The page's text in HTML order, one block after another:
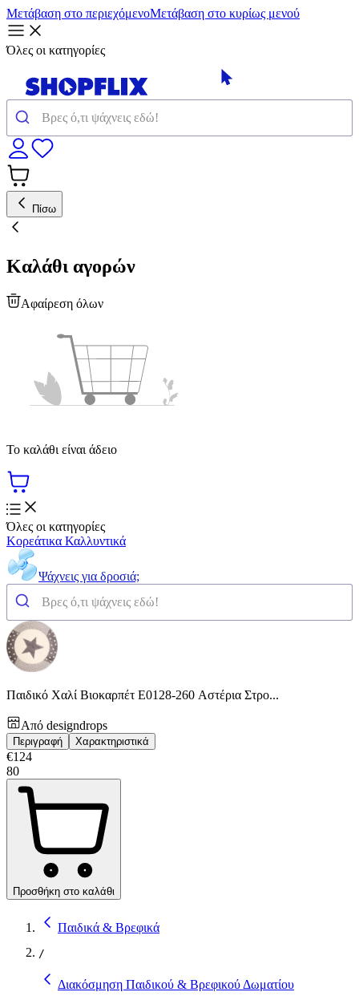
Μετάβαση στο περιεχόμενοΜετάβαση στο κυρίως μενού
Όλες οι κατηγορίες
Πίσω
Καλάθι αγορών
Αφαίρεση όλων
Το καλάθι είναι άδειο
Όλες οι κατηγορίες
Κορεάτικα Καλλυντικά
Ψάχνεις για δροσιά;
Παιδικό Χαλί Βιοκαρπέτ E0128-260 Αστέρια Στρο...
Από designdrops
Περιγραφή Χαρακτηριστικά
€124
80
Προσθήκη στο καλάθι
Παιδικά & Βρεφικά
/
Διακόσμηση Παιδικού & Βρεφικού Δωματίου